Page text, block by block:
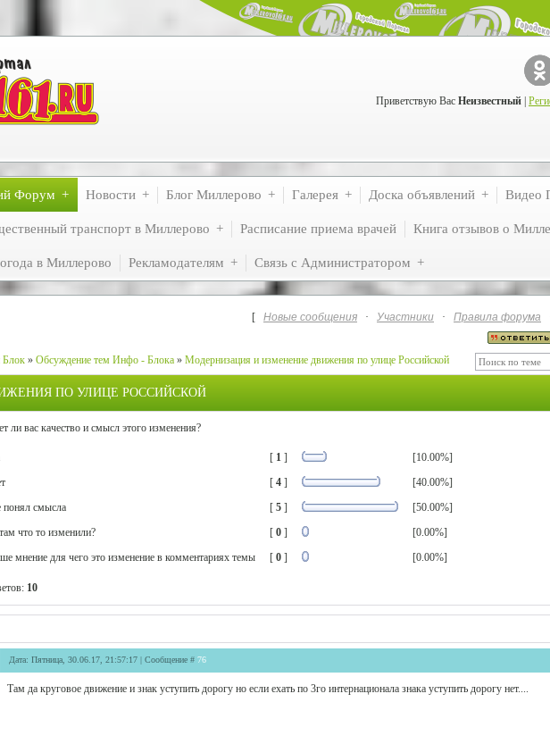
Приветствую Вас Неизвестный
Форум Новости Блог Миллерово Галерея Доска объявлений Видео
транспорт в Миллерово Расписание приема врачей Книга отзывов о
в Миллерово Рекламодателям Связь с Администратором
[ Новые сообщения · Участники · Правила форума
» Обсуждение тем Инфо - Блока » Модернизация и изменение движения по улице Российской
ПО УЛИЦЕ РОССИЙСКОЙ
ли вас качество и смысл этого изменения?
[ 1]
[10.00%]
[ 4]
[40.00%]
понял смысла [ 5]
[50.00%]
что то изменили? [ 0]
[0.00%]
мнение для чего это изменение в комментариях темы [ 0] [0.00%]
10
Дата: Пятница, 30.06.17, 21:57:17 | Сообщение # 76
Там да круговое движение и знак уступить дорогу но если ехать по 3го интернационала знака уступить дорогу нет....